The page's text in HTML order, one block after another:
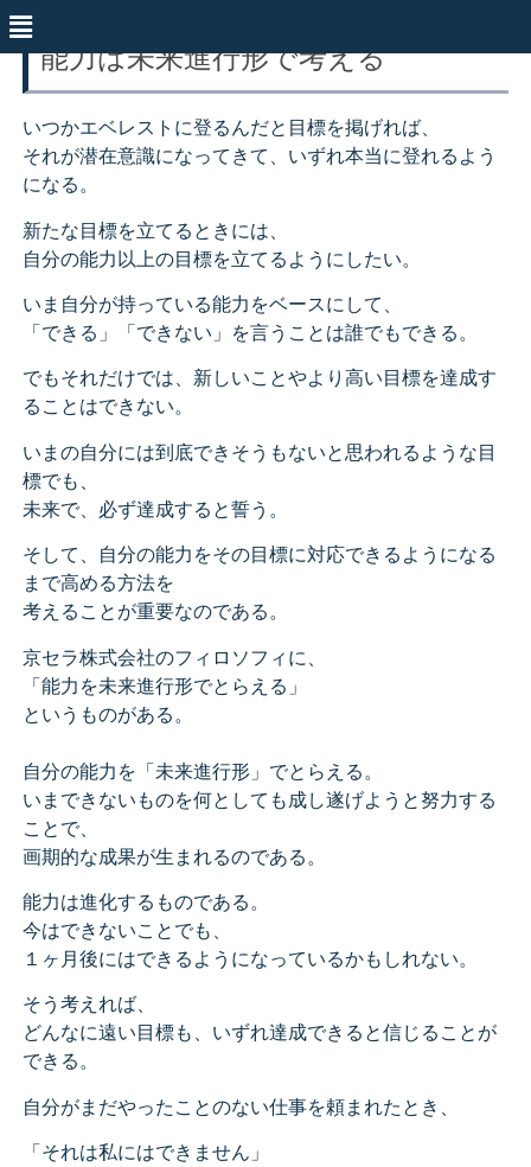
能力は未来進行形で考える
いつかエベレストに登るんだと目標を掲げれば、
それが潜在意識になってきて、いずれ本当に登れるよう
になる。
新たな目標を立てるときには、
自分の能力以上の目標を立てるようにしたい。
いま自分が持っている能力をベースにして、
「できる」「できない」を言うことは誰でもできる。
でもそれだけでは、新しいことやより高い目標を達成す
ることはできない。
いまの自分には到底できそうもないと思われるような目
標でも、
未来で、必ず達成すると誓う。
そして、自分の能力をその目標に対応できるようになる
まで高める方法を
考えることが重要なのである。
京セラ株式会社のフィロソフィに、
「能力を未来進行形でとらえる」
というものがある。
自分の能力を「未来進行形」でとらえる。
いまできないものを何としても成し遂げようと努力する
ことで、
画期的な成果が生まれるのである。
能力は進化するものである。
今はできないことでも、
１ヶ月後にはできるようになっているかもしれない。
そう考えれば、
どんなに遠い目標も、いずれ達成できると信じることが
できる。
自分がまだやったことのない仕事を頼まれたとき、
「それは私にはできません」